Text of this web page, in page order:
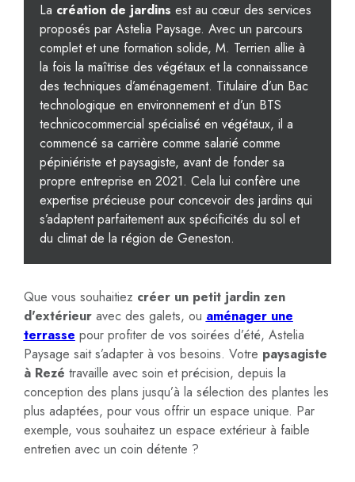
La création de jardins est au cœur des services
proposés par Astelia Paysage. Avec un parcours
complet et une formation solide, M. Terrien allie à
la fois la maîtrise des végétaux et la connaissance
des techniques d’aménagement. Titulaire d’un Bac
technologique en environnement et d’un BTS
technicocommercial spécialisé en végétaux, il a
commencé sa carrière comme salarié comme
pépiniériste et paysagiste, avant de fonder sa
propre entreprise en 2021. Cela lui confère une
expertise précieuse pour concevoir des jardins qui
s’adaptent parfaitement aux spécificités du sol et
du climat de la région de Geneston.
Que vous souhaitiez créer un petit jardin zen
d'extérieuravec des galets, ou aménager une
terrasse pour profiter de vos soirées d’été, Astelia
Paysage sait s’adapter à vos besoins. Votre paysagiste
à Rezé travaille avec soin et précision, depuis la
conception des plans jusqu’à la sélection des plantes les
plus adaptées, pour vous offrir un espace unique. Par
exemple, vous souhaitez un espace extérieur à faible
entretien avec un coin détente ?